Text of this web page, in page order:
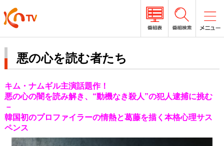
悪の心を読む者たち
キム・ナムギル主演話題作！
悪の心の闇を読み解き、“動機なき殺人”の犯人逮捕に挑む
－
韓国初のプロファイラーの情熱と葛藤を描く本格心理サス
ペンス